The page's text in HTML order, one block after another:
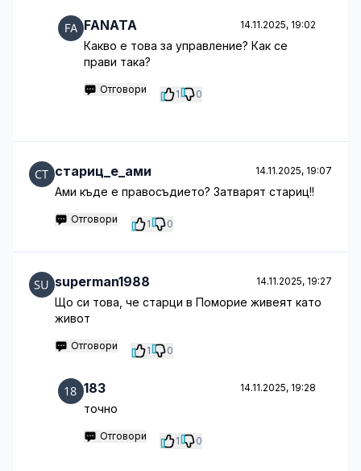
FANATA 14.11.2025, 19:02
Какво е това за управление? Как се
прави така?
Отговори 1 0
стариц_е_ами 14.11.2025, 19:07
Ами къде е правосъдието? Затварят стариц!!
Отговори 1 0
superman1988 14.11.2025, 19:27
Що си това, че старци в Поморие живеят като
живот
Отговори 1 0
183 14.11.2025, 19:28
точно
Отговори 1 0